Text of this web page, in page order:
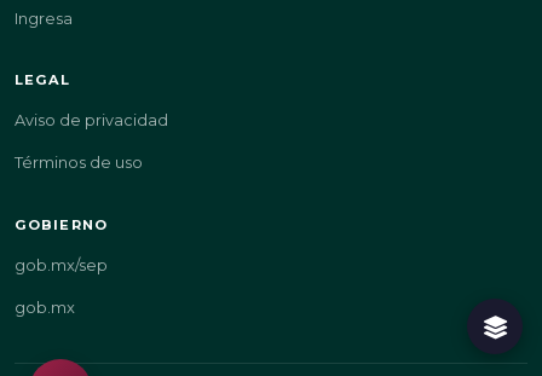
Ingresa
LEGAL
Aviso de privacidad
Términos de uso
GOBIERNO
gob.mx/sep
gob.mx